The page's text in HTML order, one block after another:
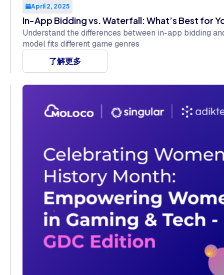
April 2, 2025
In-App Bidding vs. Waterfall: What’s Best for
Understand the differences between in-app bidding
model fits different game genres
了解更多